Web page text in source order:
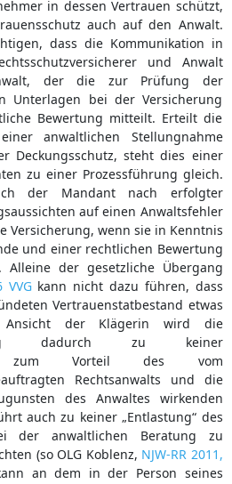
in dessen Vertrauen schützt,
auch auf den Anwalt.
dass die Kommunikation in
und Anwalt
der die zur Prüfung der
Unterlagen bei der Versicherung
Bewertung mitteilt. Erteilt die
anwaltlichen Stellungnahme
Deckungsschutz, steht dies einer
zu einer Prozessführung gleich.
der Mandant nach erfolgter
auf einen Anwaltsfehler
Versicherung, wenn sie in Kenntnis
und einer rechtlichen Bewertung
Alleine der gesetzliche Übergang
VVGkann nicht dazu führen, dass
Vertrauenstatbestand etwas
Ansicht der Klägerin wird die
dadurch zu keiner
zum Vorteil des vom
Rechtsanwalts und die
des Anwaltes wirkenden
auch zu keiner „Entlastung“ des
der anwaltlichen Beratung zu
(so OLG Koblenz, NJW-RR 2011,
an dem in der Person seines